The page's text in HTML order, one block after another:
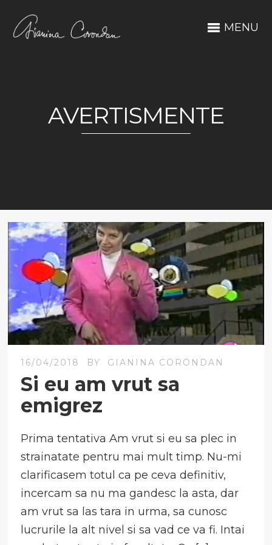
MENU
AVERTISMENTE
16/04/2018 BY GIANINA CORONDAN
Si eu am vrut sa
emigrez
Prima tentativa Am vrut si eu sa plec in
strainatate pentru mai mult timp. Nu-mi
clarificasem totul ca pe ceva definitiv,
incercam sa nu ma gandesc la asta, dar
am vrut sa las tara in urma, sa cunosc
lucrurile la alt nivel si sa vad ce va fi. Intai